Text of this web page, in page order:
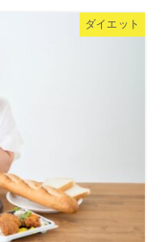
ダイエット